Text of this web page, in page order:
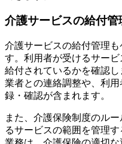
介護サービスの給付管
介護サービスの給付管理
す。利用者が受けるサー
給付されているかを確認
業者との連絡調整や、利
録・確認が含まれます。
また、介護保険制度のル
るサービスの範囲を管理